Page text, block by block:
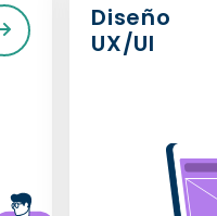
Diseño
UX/UI